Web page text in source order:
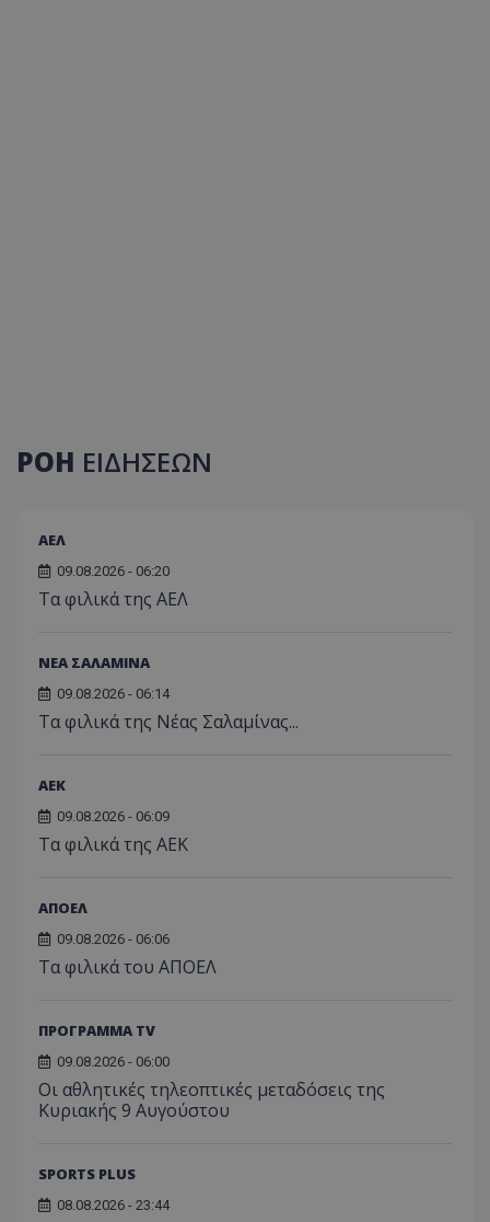
ΡΟΗ ΕΙΔΗΣΕΩΝ
ΑΕΛ
09.08.2026 - 06:20
Τα φιλικά της ΑΕΛ
ΝΕΑ ΣΑΛΑΜΙΝΑ
09.08.2026 - 06:14
Τα φιλικά της Νέας Σαλαμίνας...
ΑEK
09.08.2026 - 06:09
Τα φιλικά της ΑΕΚ
ΑΠΟΕΛ
09.08.2026 - 06:06
Τα φιλικά του ΑΠΟΕΛ
ΠΡΟΓΡΑΜΜΑ TV
09.08.2026 - 06:00
Οι αθλητικές τηλεοπτικές μεταδόσεις της
Κυριακής 9 Αυγούστου
SPORTS PLUS
08.08.2026 - 23:44